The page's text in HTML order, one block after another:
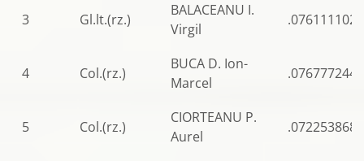
3 Gl.lt.(rz.)
BALACEANU I.
Virgil
.0761111024
4 Col.(rz.)
BUCA D. Ion-
Marcel
.0767772441
5 Col.(rz.)
CIORTEANU P.
Aurel
.0722538689